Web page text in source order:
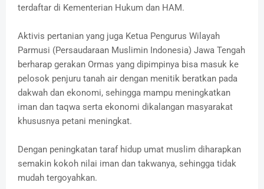
terdaftar di Kementerian Hukum dan HAM.
Aktivis pertanian yang juga Ketua Pengurus Wilayah
Parmusi (Persaudaraan Muslimin Indonesia) Jawa Tengah
berharap gerakan Ormas yang dipimpinya bisa masuk ke
pelosok penjuru tanah air dengan menitik beratkan pada
dakwah dan ekonomi, sehingga mampu meningkatkan
iman dan taqwa serta ekonomi dikalangan masyarakat
khususnya petani meningkat.
Dengan peningkatan taraf hidup umat muslim diharapkan
semakin kokoh nilai iman dan takwanya, sehingga tidak
mudah tergoyahkan.